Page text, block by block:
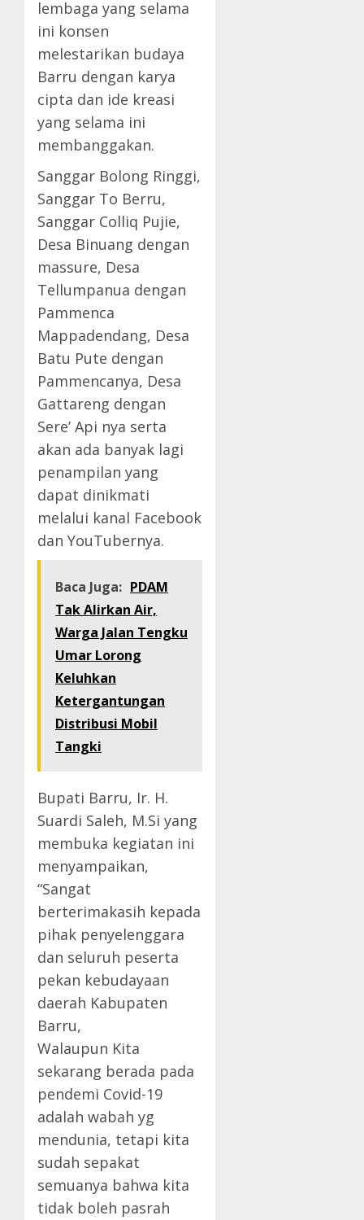
lembaga yang selama
ini konsen
melestarikan budaya
Barru dengan karya
cipta dan ide kreasi
yang selama ini
membanggakan.
Sanggar Bolong Ringgi,
Sanggar To Berru,
Sanggar Colliq Pujie,
Desa Binuang dengan
massure, Desa
Tellumpanua dengan
Pammenca
Mappadendang, Desa
Batu Pute dengan
Pammencanya, Desa
Gattareng dengan
Sere’ Api nya serta
akan ada banyak lagi
penampilan yang
dapat dinikmati
melalui kanal Facebook
dan YouTubernya.
Baca Juga: PDAM
Tak Alirkan Air,
Warga Jalan Tengku
Umar Lorong
Keluhkan
Ketergantungan
Distribusi Mobil
Tangki
Bupati Barru, Ir. H.
Suardi Saleh, M.Si yang
membuka kegiatan ini
menyampaikan,
“Sangat
berterimakasih kepada
pihak penyelenggara
dan seluruh peserta
pekan kebudayaan
daerah Kabupaten
Barru,
Walaupun Kita
sekarang berada pada
pendemi Covid-19
adalah wabah yg
mendunia, tetapi kita
sudah sepakat
semuanya bahwa kita
tidak boleh pasrah